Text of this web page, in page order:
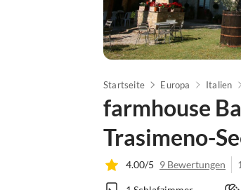
Startseite Europa Italien
farmhouse
Trasimeno-
4.00/5 9 Bewertungen